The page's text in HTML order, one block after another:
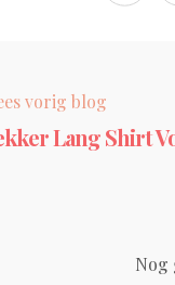
vorig blog
Lang Shirt
Nog